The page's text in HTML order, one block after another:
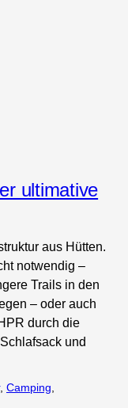
ultimative
aus Hütten.
notwendig –
Trails in den
– oder auch
durch die
und
, Camping